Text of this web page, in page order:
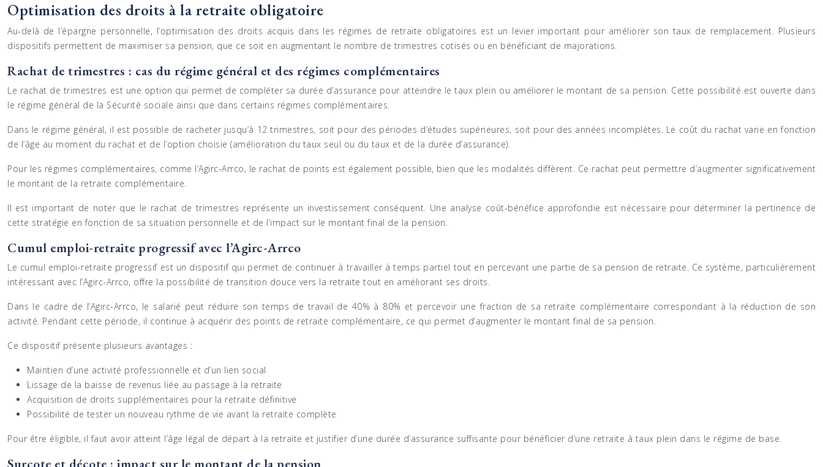
Optimisation des droits à la retraite obligatoire
Au-delà de l’épargne personnelle, l’optimisation des droits acquis dans les régimes de retraite obligatoires est un levier important pour améliorer son taux de remplacement. Plusieurs
dispositifs permettent de maximiser sa pension, que ce soit en augmentant le nombre de trimestres cotisés ou en bénéficiant de majorations.
Rachat de trimestres : cas du régime général et des régimes complémentaires
Le rachat de trimestres est une option qui permet de compléter sa durée d’assurance pour atteindre le taux plein ou améliorer le montant de sa pension. Cette possibilité est ouverte dans
le régime général de la Sécurité sociale ainsi que dans certains régimes complémentaires.
Dans le régime général, il est possible de racheter jusqu’à 12 trimestres, soit pour des périodes d’études supérieures, soit pour des années incomplètes. Le coût du rachat varie en fonction
de l’âge au moment du rachat et de l’option choisie (amélioration du taux seul ou du taux et de la durée d’assurance).
Pour les régimes complémentaires, comme l’Agirc-Arrco, le rachat de points est également possible, bien que les modalités diffèrent. Ce rachat peut permettre d’augmenter significativement
le montant de la retraite complémentaire.
Il est important de noter que le rachat de trimestres représente un investissement conséquent. Une analyse coût-bénéfice approfondie est nécessaire pour déterminer la pertinence de
cette stratégie en fonction de sa situation personnelle et de l’impact sur le montant final de la pension.
Cumul emploi-retraite progressif avec l’Agirc-Arrco
Le cumul emploi-retraite progressif est un dispositif qui permet de continuer à travailler à temps partiel tout en percevant une partie de sa pension de retraite. Ce système, particulièrement
intéressant avec l’Agirc-Arrco, offre la possibilité de transition douce vers la retraite tout en améliorant ses droits.
Dans le cadre de l’Agirc-Arrco, le salarié peut réduire son temps de travail de 40% à 80% et percevoir une fraction de sa retraite complémentaire correspondant à la réduction de son
activité. Pendant cette période, il continue à acquérir des points de retraite complémentaire, ce qui permet d’augmenter le montant final de sa pension.
Ce dispositif présente plusieurs avantages :
Maintien d’une activité professionnelle et d’un lien social
Lissage de la baisse de revenus liée au passage à la retraite
Acquisition de droits supplémentaires pour la retraite définitive
Possibilité de tester un nouveau rythme de vie avant la retraite complète
Pour être éligible, il faut avoir atteint l’âge légal de départ à la retraite et justifier d’une durée d’assurance suffisante pour bénéficier d’une retraite à taux plein dans le régime de base.
Surcote et décote : impact sur le montant de la pension